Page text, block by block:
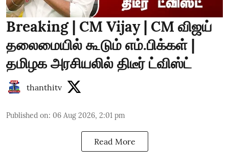
Breaking | CM Vijay | CM விஜய்
தலைமையில் கூடும் எம்.பிக்கள் |
தமிழக அரசியலில் திடீர் ட்விஸ்ட்
thanthitv
Published on: 06 Aug 2026, 2:01 pm
Read More